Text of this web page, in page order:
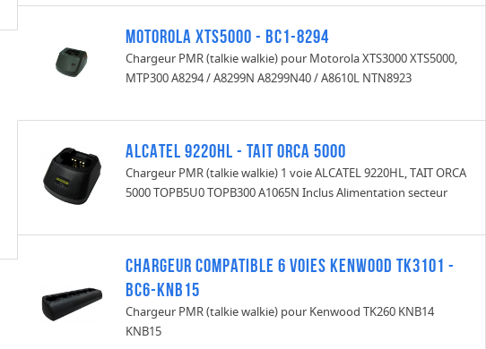
Motorola XTS5000 - BC1-8294
Chargeur PMR (talkie walkie) pour Motorola XTS3000 XTS5000,
MTP300 A8294 / A8299N A8299N40 / A8610L NTN8923
ALCATEL 9220HL - TAIT ORCA 5000
Chargeur PMR (talkie walkie) 1 voie ALCATEL 9220HL, TAIT ORCA
5000 TOPB5U0 TOPB300 A1065N Inclus Alimentation secteur
Chargeur compatible 6 voies Kenwood TK3101 -
BC6-KNB15
Chargeur PMR (talkie walkie) pour Kenwood TK260 KNB14
KNB15